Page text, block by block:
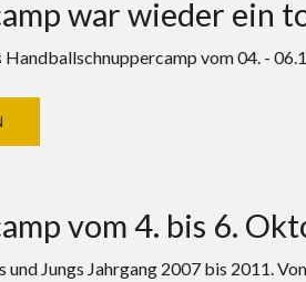
war wieder ein
Handballschnuppercamp vom 04. -
vom 4. bis 6.
Jungs Jahrgang 2007 bis 2011.